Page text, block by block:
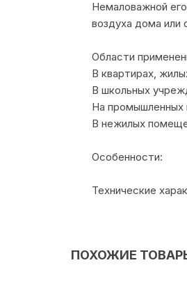
Немаловажной
воздуха дома
Области
В квартирах,
В школьных
На промышленных
В нежилых
Особенности:
Технические
ПОХОЖИЕ